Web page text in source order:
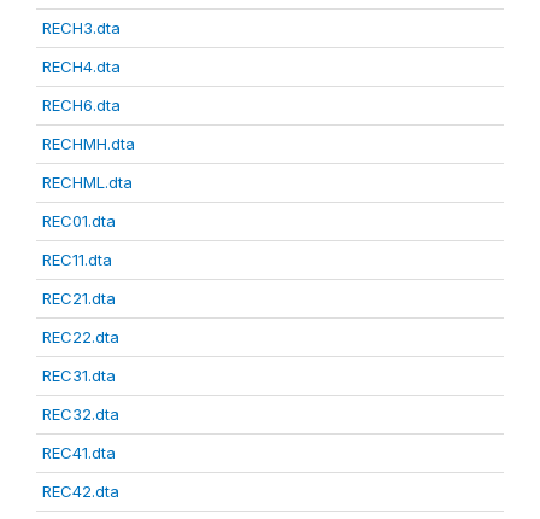
RECH3.dta
RECH4.dta
RECH6.dta
RECHMH.dta
RECHML.dta
REC01.dta
REC11.dta
REC21.dta
REC22.dta
REC31.dta
REC32.dta
REC41.dta
REC42.dta